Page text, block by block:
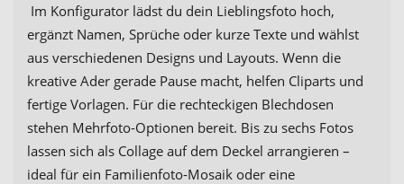
Im Konfigurator lädst du dein Lieblingsfoto hoch,
ergänzt Namen, Sprüche oder kurze Texte und wählst
aus verschiedenen Designs und Layouts. Wenn die
kreative Ader gerade Pause macht, helfen Cliparts und
fertige Vorlagen. Für die rechteckigen Blechdosen
stehen Mehrfoto-Optionen bereit. Bis zu sechs Fotos
lassen sich als Collage auf dem Deckel arrangieren –
ideal für ein Familienfoto-Mosaik oder eine